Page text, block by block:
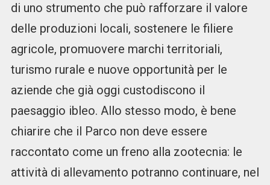
di uno strumento che può rafforzare il valore
delle produzioni locali, sostenere le filiere
agricole, promuovere marchi territoriali,
turismo rurale e nuove opportunità per le
aziende che già oggi custodiscono il
paesaggio ibleo. Allo stesso modo, è bene
chiarire che il Parco non deve essere
raccontato come un freno alla zootecnia: le
attività di allevamento potranno continuare, nel